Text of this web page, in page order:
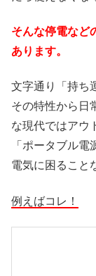
そんな停電など
あります。
文字通り「持ち
その特性から日
な現代ではアウ
「ポータブル
電気に困ること
例えばコレ！